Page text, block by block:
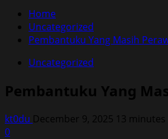
Home
Uncategorized
Pembantuku Yang Masih
Uncategorized
Pembantuku Yang
kt0du December 9, 2025 13 minutes
0